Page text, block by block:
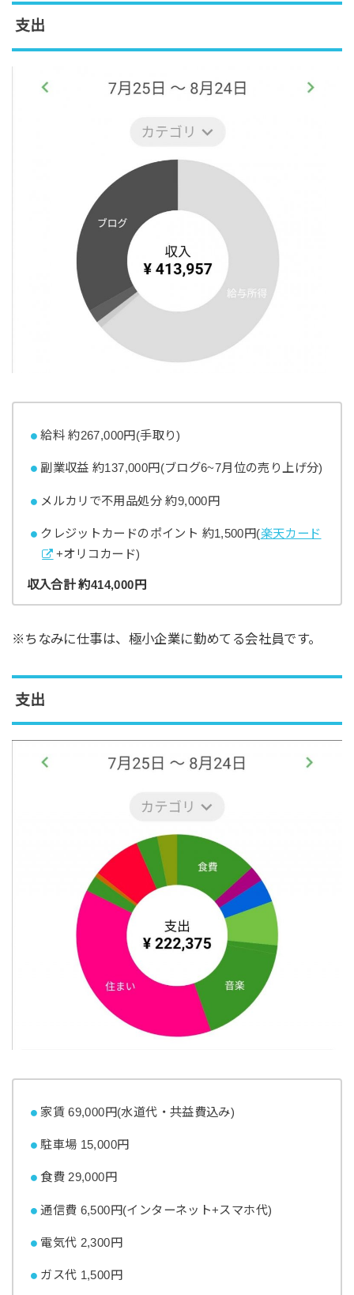
支出
給料 約267,000円(手取り)
副業収益 約137,000円(ブログ6~7月位の売り上げ分)
メルカリで不用品処分 約9,000円
クレジットカードのポイント 約1,500円(楽天カード
+オリコカード)
収入合計 約414,000円
※ちなみに仕事は、極小企業に勤めてる会社員です。
支出
家賃 69,000円(水道代・共益費込み)
駐車場 15,000円
食費 29,000円
通信費 6,500円(インターネット+スマホ代)
電気代 2,300円
ガス代 1,500円